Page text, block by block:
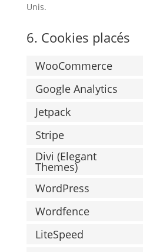
Unis.
6. Cookies placés
WooCommerce
Google Analytics
Jetpack
Stripe
Divi (Elegant
Themes)
WordPress
Wordfence
LiteSpeed